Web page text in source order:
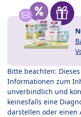
Bitte beachten:
Informationen zum
unverbindlich und
keinesfalls eine
darstellen oder einen